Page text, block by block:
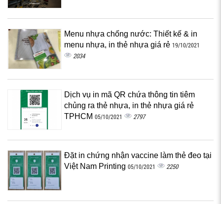
Menu nhựa chống nước: Thiết kế & in
menu nhựa, in thẻ nhựa giá rẻ 19/10/2021
2034
Dịch vụ in mã QR chứa thông tin tiêm
chủng ra thẻ nhựa, in thẻ nhựa giá rẻ
TPHCM 05/10/2021 2797
Đặt in chứng nhận vaccine làm thẻ đeo tại
Việt Nam Printing 05/10/2021 2250